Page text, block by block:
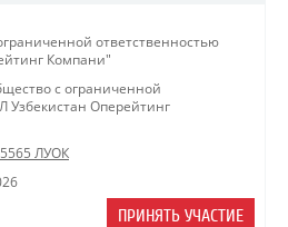
ответственностью
Компани"
с ограниченной
Узбекистан Оперейтинг
ЛУОК
ПРИНЯТЬ УЧАСТИЕ